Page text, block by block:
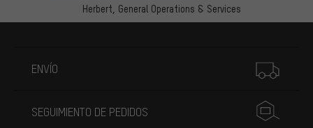
Herbert, General Operations & Services
ENVÍO
SEGUIMIENTO DE PEDIDOS